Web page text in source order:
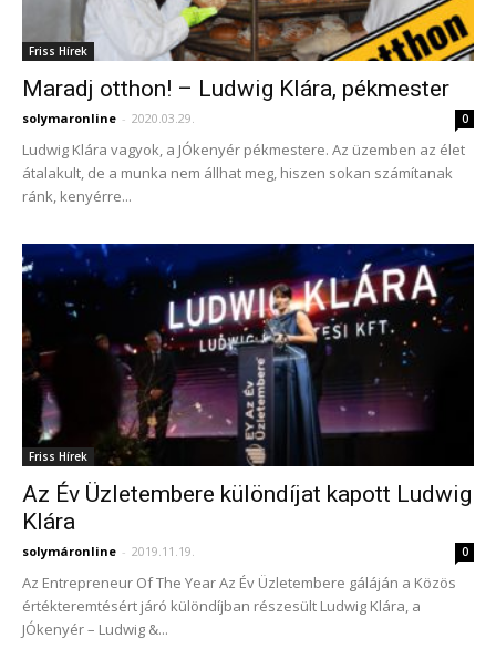
Friss Hírek
Maradj otthon! – Ludwig Klára, pékmester
solymaronline - 2020.03.29. 0
Ludwig Klára vagyok, a JÓkenyér pékmestere. Az üzemben az élet
átalakult, de a munka nem állhat meg, hiszen sokan számítanak
ránk, kenyérre...
Friss Hírek
Az Év Üzletembere különdíjat kapott Ludwig
Klára
solymáronline - 2019.11.19. 0
Az Entrepreneur Of The Year Az Év Üzletembere gáláján a Közös
értékteremtésért járó különdíjban részesült Ludwig Klára, a
JÓkenyér – Ludwig &...